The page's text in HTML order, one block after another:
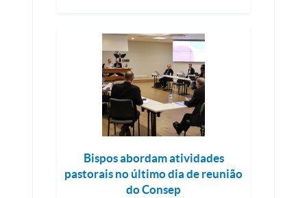
Bispos abordam atividades
pastorais no último dia de reunião
do Consep